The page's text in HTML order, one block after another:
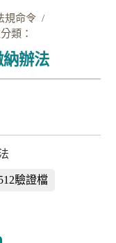
規命令
類：
辦法
驗證檔